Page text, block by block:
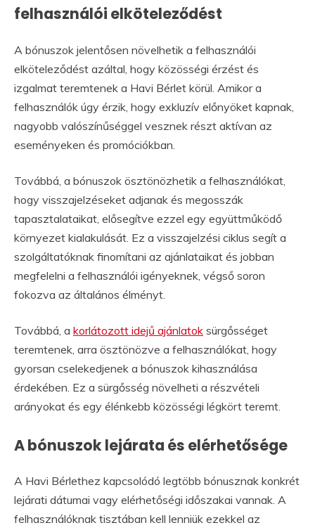
felhasználói elköteleződést
A bónuszok jelentősen növelhetik a felhasználói
elköteleződést azáltal, hogy közösségi érzést és
izgalmat teremtenek a Havi Bérlet körül. Amikor a
felhasználók úgy érzik, hogy exkluzív előnyöket kapnak,
nagyobb valószínűséggel vesznek részt aktívan az
eseményeken és promóciókban.
Továbbá, a bónuszok ösztönözhetik a felhasználókat,
hogy visszajelzéseket adjanak és megosszák
tapasztalataikat, elősegítve ezzel egy együttműködő
környezet kialakulását. Ez a visszajelzési ciklus segít a
szolgáltatóknak finomítani az ajánlataikat és jobban
megfelelni a felhasználói igényeknek, végső soron
fokozva az általános élményt.
Továbbá, a korlátozott idejű ajánlatok sürgősséget
teremtenek, arra ösztönözve a felhasználókat, hogy
gyorsan cselekedjenek a bónuszok kihasználása
érdekében. Ez a sürgősség növelheti a részvételi
arányokat és egy élénkebb közösségi légkört teremt.
A bónuszok lejárata és elérhetősége
A Havi Bérlethez kapcsolódó legtöbb bónusznak konkrét
lejárati dátumai vagy elérhetőségi időszakai vannak. A
felhasználóknak tisztában kell lenniük ezekkel az